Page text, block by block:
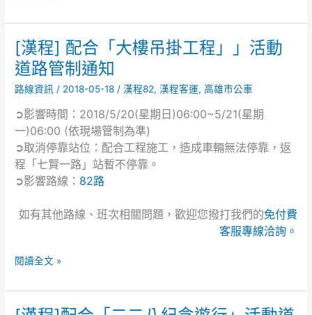
[漢程] 配合「大樓吊掛工程」」活動
道路管制通知
路線資訊 / 2018-05-18 /漢程82,漢程客運,高雄市公車
➲影響時間：2018/5/20(星期日)06:00~5/21(星期
一)06:00 (依現場管制為準)
➲取消停靠站位：配合工程施工，造成車輛無法停靠，返
程「七賢一路」站暫不停靠。
➲影響路線： 82路
如有其他路線、班次相關問題，歡迎您撥打我們的免付費
客服專線洽詢。
[漢
程]
配
合
「大
樓
掛
工
程」」
動
管
通
知
閱讀全文 »
[漢